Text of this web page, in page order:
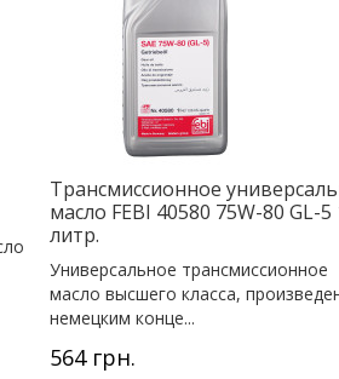
Трансмиссионное
масло FEBI 40580 75W-80 GL-5
литр.
Универсальное трансмиссионное
масло высшего класса,
немецким конце...
564 грн.